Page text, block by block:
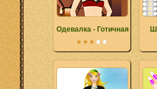
Одевалка - Готичная